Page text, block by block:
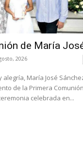
de María
2026
María José
de la Primera Comunión
celebrada en...